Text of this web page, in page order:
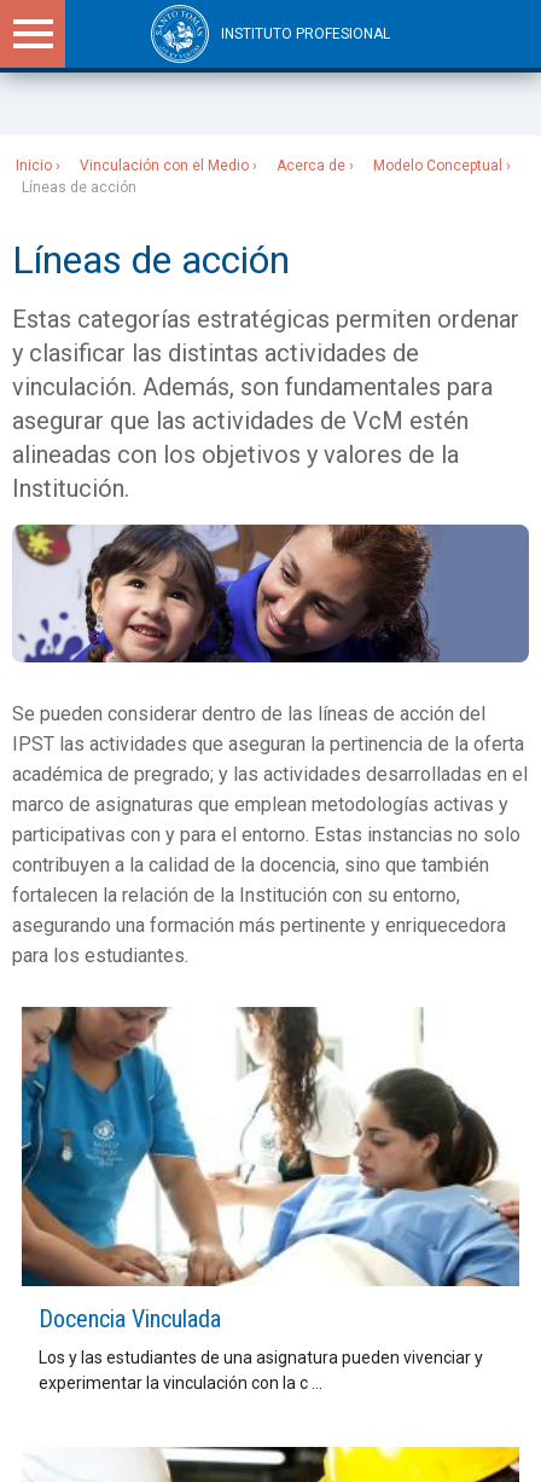
INSTITUTO PROFESIONAL
Inicio Vinculación con el Medio Acerca de
Modelo Conceptual
Líneas de acción
Líneas de acción
Estas categorías estratégicas permiten ordenar
y clasificar las distintas actividades de
vinculación. Además, son fundamentales para
asegurar que las actividades de VcM estén
alineadas con los objetivos y valores de la
Institución.
Se pueden considerar dentro de las líneas de acción del
IPST las actividades que aseguran la pertinencia de la oferta
académica de pregrado; y las actividades desarrolladas en el
marco de asignaturas que emplean metodologías activas y
participativas con y para el entorno. Estas instancias no solo
contribuyen a la calidad de la docencia, sino que también
fortalecen la relación de la Institución con su entorno,
asegurando una formación más pertinente y enriquecedora
para los estudiantes.
Docencia Vinculada
Los y las estudiantes de una asignatura pueden vivenciar y
experimentar la vinculación con la c ...